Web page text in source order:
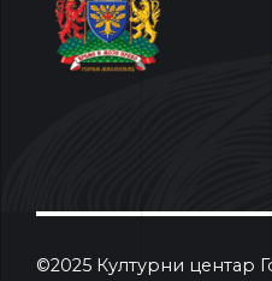
©2025 Културни центар